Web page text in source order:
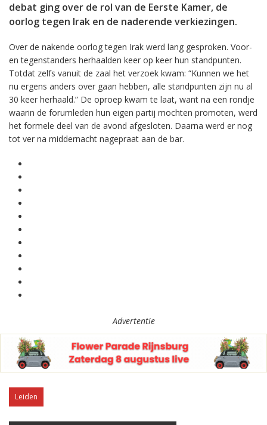
debat ging over de rol van de Eerste Kamer, de
oorlog tegen Irak en de naderende verkiezingen.
Over de nakende oorlog tegen Irak werd lang gesproken. Voor-
en tegenstanders herhaalden keer op keer hun standpunten.
Totdat zelfs vanuit de zaal het verzoek kwam: “Kunnen we het
nu ergens anders over gaan hebben, alle standpunten zijn nu al
30 keer herhaald.” De oproep kwam te laat, want na een rondje
waarin de forumleden hun eigen partij mochten promoten, werd
het formele deel van de avond afgesloten. Daarna werd er nog
tot ver na middernacht nagepraat aan de bar.
Advertentie
Leiden